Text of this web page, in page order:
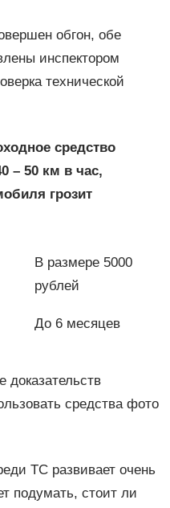
обгон, обе
инспектором
технической
средство
– 50 км в час,
грозит
В размере 5000
рублей
До 6 месяцев
доказательств
средства фото
ТС развивает очень
подумать, стоит ли